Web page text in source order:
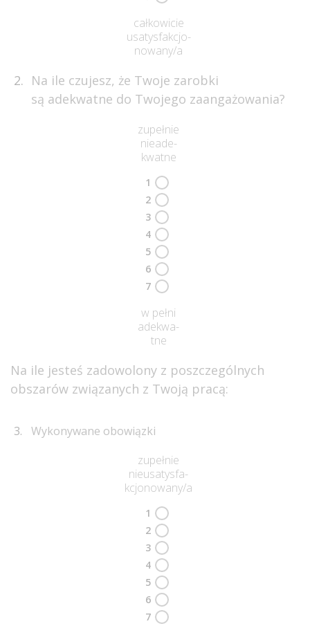
całkowicie
usatysfakcjo-
nowany/a
Na ile czujesz, że Twoje zarobki
są adekwatne do Twojego zaangażowania?
zupełnie
nieade-
kwatne
1
2
3
4
5
6
7
w pełni
adekwa-
tne
Na ile jesteś zadowolony z poszczególnych
obszarów związanych z Twoją pracą:
Wykonywane obowiązki
zupełnie
nieusatysfa-
kcjonowany/a
1
2
3
4
5
6
7